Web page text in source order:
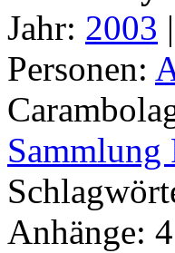
Jahr: 2003 |
Personen:
Sammlung
Anhänge: 4